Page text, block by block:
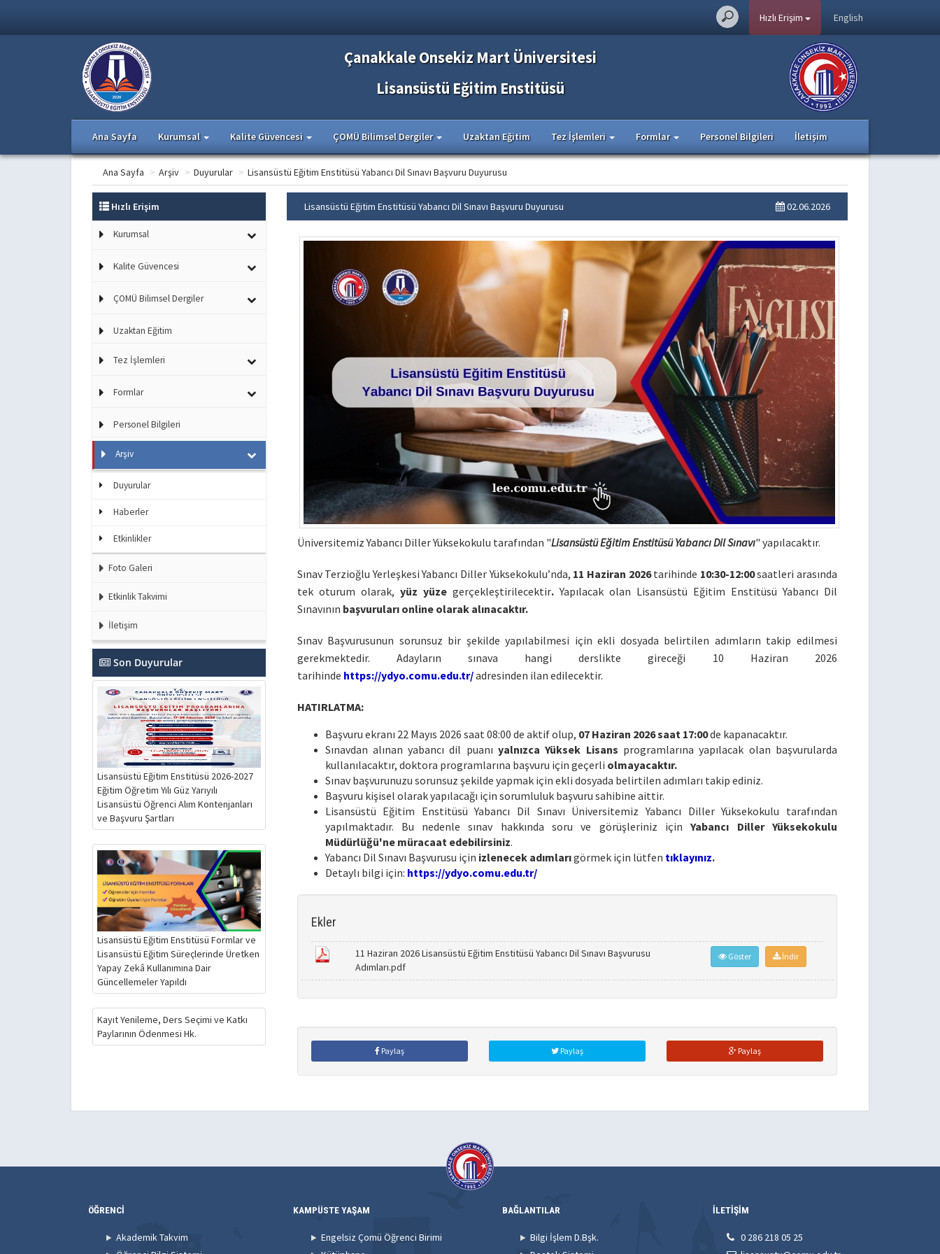
English
Hızlı Erişim
Çanakkale Onsekiz Mart Üniversitesi
Lisansüstü Eğitim Enstitüsü
Ana Sayfa Kurumsal Kalite Güvencesi ÇOMÜ Bilimsel Dergiler Uzaktan Eğitim Tez İşlemleri Formlar Personel Bilgileri İletişim
Ana Sayfa > Arşiv > Duyurular > Lisansüstü Eğitim Enstitüsü Yabancı Dil Sınavı Başvuru Duyurusu
Hızlı Erişim
Kurumsal
Kalite Güvencesi
ÇOMÜ Bilimsel Dergiler
Uzaktan Eğitim
Tez İşlemleri
Formlar
Personel Bilgileri
Arşiv
Duyurular
Haberler
Etkinlikler
Foto Galeri
Etkinlik Takvimi
İletişim
Son Duyurular
Lisansüstü Eğitim Enstitüsü 2026-2027
Eğitim Öğretim Yılı Güz Yarıyılı
Lisansüstü Öğrenci Alım Kontenjanları
ve Başvuru Şartları
Lisansüstü Eğitim Enstitüsü Formlar ve
Lisansüstü Eğitim Süreçlerinde Üretken
Yapay Zekâ Kullanımına Dair
Güncellemeler Yapıldı
Kayıt Yenileme, Ders Seçimi ve Katkı
Paylarının Ödenmesi Hk.
Lisansüstü Eğitim Enstitüsü Yabancı Dil Sınavı Başvuru Duyurusu 02.06.2026
Üniversitemiz Yabancı Diller Yüksekokulu tarafından "Lisansüstü Eğitim Enstitüsü Yabancı Dil Sınavı" yapılacaktır.
Sınav Terzioğlu Yerleşkesi Yabancı Diller Yüksekokulu’nda, 11 Haziran 2026tarihinde 10:30-12:00saatleri arasında
tek oturum olarak, yüz yüze gerçekleştirilecektir.Yapılacak olan Lisansüstü Eğitim Enstitüsü Yabancı Dil
Sınavının başvuruları online olarak alınacaktır.
Sınav Başvurusunun sorunsuz bir şekilde yapılabilmesi için ekli dosyada belirtilen adımların takip edilmesi
gerekmektedir. Adayların sınava hangi derslikte gireceği 10 Haziran 2026
tarihinde https://ydyo.comu.edu.tr/adresinden ilan edilecektir.
HATIRLATMA:
Başvuru ekranı 22 Mayıs 2026 saat 08:00 de aktif olup, 07 Haziran 2026 saat 17:00de kapanacaktır.
Sınavdan alınan yabancı dil puanıyalnızca Yüksek Lisans programlarına yapılacak olan başvurularda
kullanılacaktır, doktora programlarına başvuru için geçerli olmayacaktır.
Sınav başvurunuzu sorunsuz şekilde yapmak için ekli dosyada belirtilen adımları takip ediniz.
Başvuru kişisel olarak yapılacağı için sorumluluk başvuru sahibine aittir.
Lisansüstü Eğitim Enstitüsü Yabancı Dil Sınavı Üniversitemiz Yabancı Diller Yüksekokulu tarafından
yapılmaktadır. Bu nedenle sınav hakkında soru ve görüşleriniz içinYabancı Diller Yüksekokulu
Müdürlüğü'ne müracaat edebilirsiniz.
Yabancı Dil Sınavı Başvurusu için izlenecek adımlarıgörmek için lütfen tıklayınız.
Detaylı bilgi için: https://ydyo.comu.edu.tr/
Ekler
11 Haziran 2026 Lisansüstü Eğitim Enstitüsü Yabancı Dil Sınavı Başvurusu
Adımları.pdf
Göster İndir
Paylaş Paylaş Paylaş
ÖĞRENCİ
Akademik Takvim
KAMPÜSTE YAŞAM
Engelsiz Çomü Öğrenci Birimi
BAĞLANTILAR
Bilgi İşlem D.Bşk.
İLETİŞİM
0 286 218 05 25